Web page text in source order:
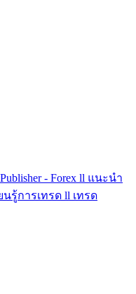
Publisher - Forex ll แนะนำ
รู้การเทรด ll เทรด